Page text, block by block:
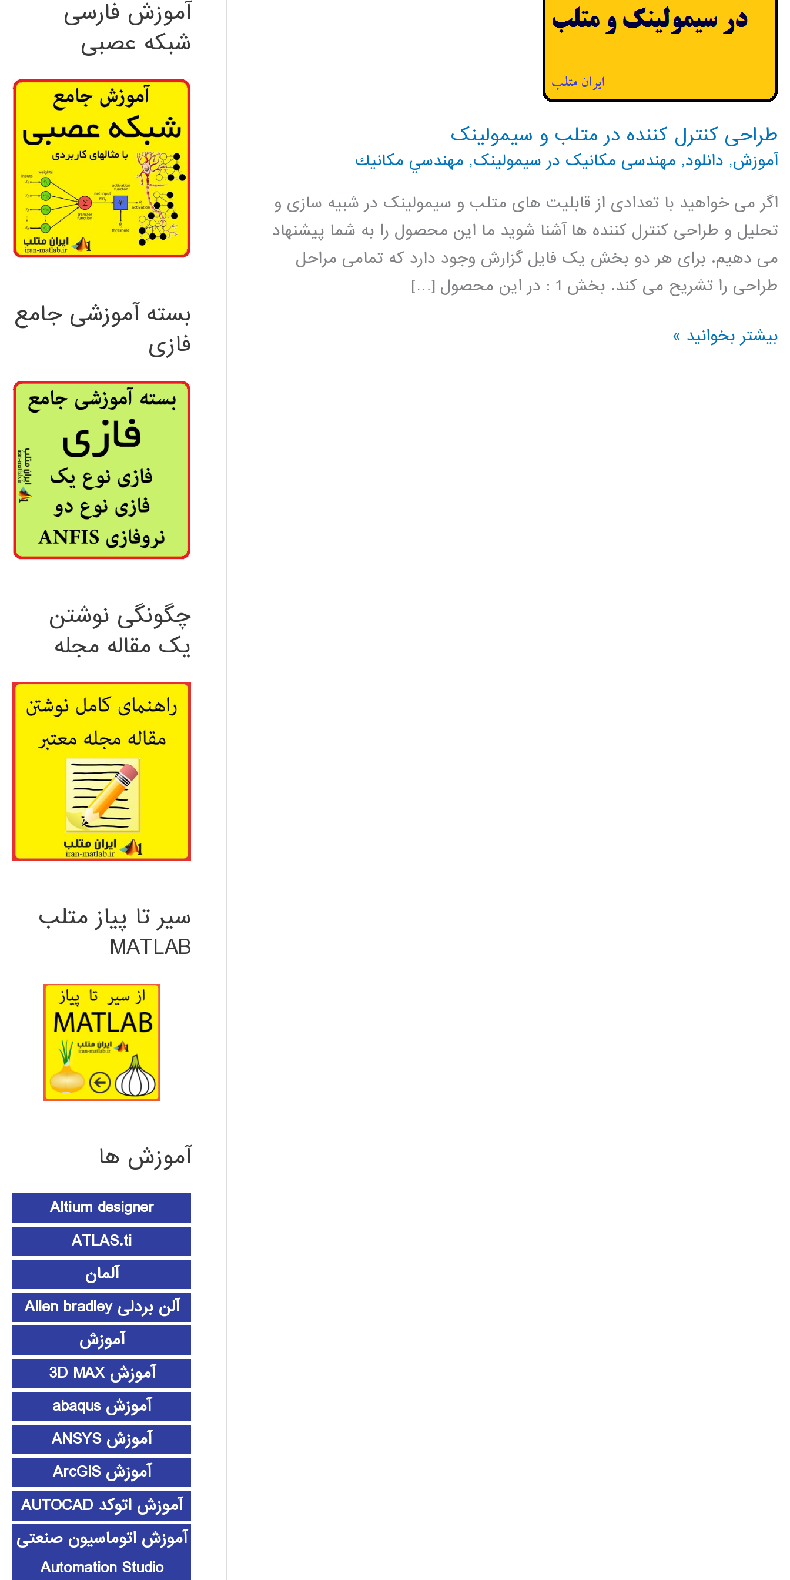
طراحی کنترل کننده در متلب و سیمولینک
آموزش, دانلود, مهندسی مکانیک در سیمولینک, مهندسي مكانيك
اگر می خواهید با تعدادی از قابلیت های متلب و سیمولینک در شبیه سازی و
تحلیل و طراحی کنترل کننده ها آشنا شوید ما این محصول را به شما پیشنهاد
می دهیم. برای هر دو بخش یک فایل گزارش وجود دارد که تمامی مراحل
طراحی را تشریح می کند. بخش 1 : در این محصول […]
طراحی
کننده
بیشتر بخوانید »
آموزش فارسی
شبکه عصبی
بسته آموزشی جامع
فازی
چگونگی نوشتن
یک مقاله مجله
سیر تا پیاز متلب
MATLAB
آموزش ها
Altium designer
ATLAS.ti
آلمان
آلن بردلی Allen bradley
آموزش
آموزش 3D MAX
آموزش abaqus
آموزش ANSYS
آموزش ArcGIS
آموزش اتوکد AUTOCAD
آموزش اتوماسیون صنعتی
Automation Studio